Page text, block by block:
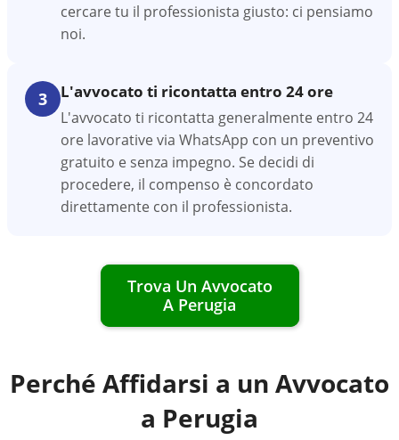
cercare tu il professionista giusto: ci pensiamo
noi.
3 L'avvocato ti ricontatta entro 24 ore
L'avvocato ti ricontatta generalmente entro 24
ore lavorative via WhatsApp con un preventivo
gratuito e senza impegno. Se decidi di
procedere, il compenso è concordato
direttamente con il professionista.
Trova Un Avvocato
A Perugia
Perché Affidarsi a un Avvocato
a Perugia